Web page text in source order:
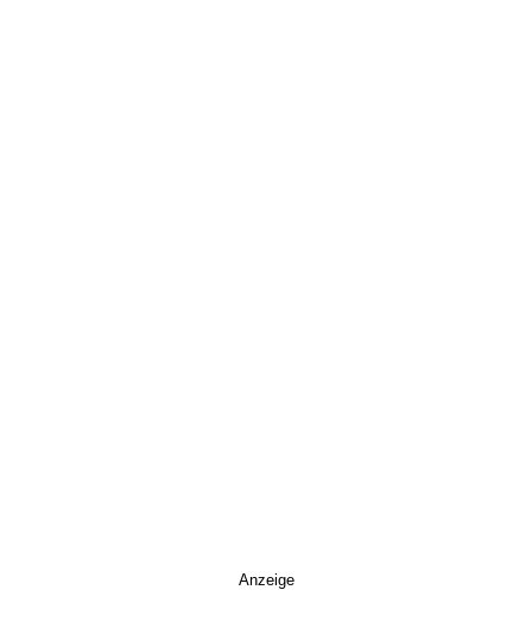
Anzeige